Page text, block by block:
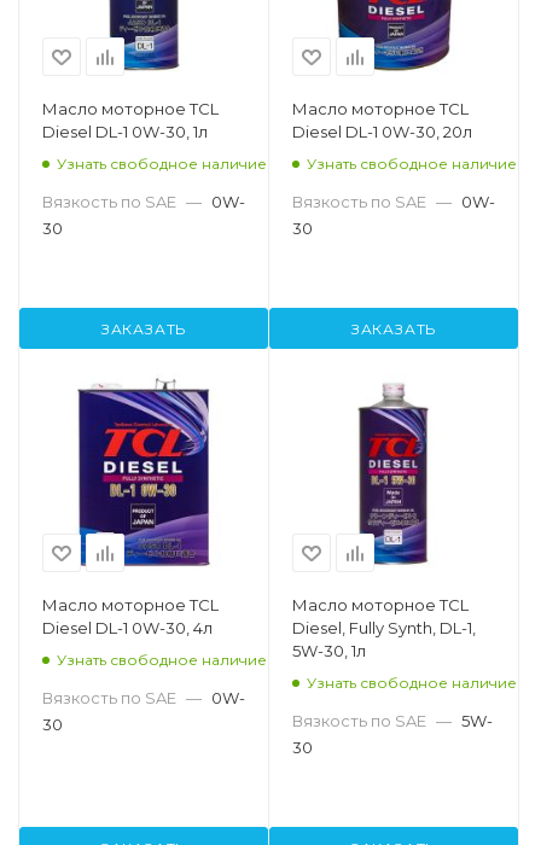
Масло моторное TCL
Diesel DL-1 0W-30, 1л
Узнать свободное наличие
Вязкость по SAE — 0W-
30
ЗАКАЗАТЬ
Масло моторное TCL
Diesel DL-1 0W-30, 20л
Узнать свободное наличие
Вязкость по SAE — 0W-
30
ЗАКАЗАТЬ
Масло моторное TCL
Diesel DL-1 0W-30, 4л
Узнать свободное наличие
Вязкость по SAE — 0W-
30
Масло моторное TCL
Diesel, Fully Synth, DL-1,
5W-30, 1л
Узнать свободное наличие
Вязкость по SAE — 5W-
30